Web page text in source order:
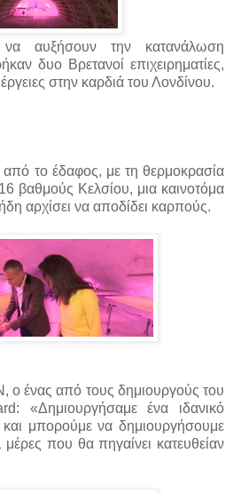
αυξήσουν την κατανάλωση
δυο Βρετανοί επιχειρηματίες,
στην καρδιά του Λονδίνου.
από το έδαφος, με τη θερμοκρασία
βαθμούς Κελσίου, μια καινοτόμα
αρχίσει να αποδίδει καρπούς.
o ένας από τους δημιουργούς του
«Δημιουργήσαμε ένα ιδανικό
μπορούμε να δημιουργήσουμε
που θα πηγαίνει κατευθείαν